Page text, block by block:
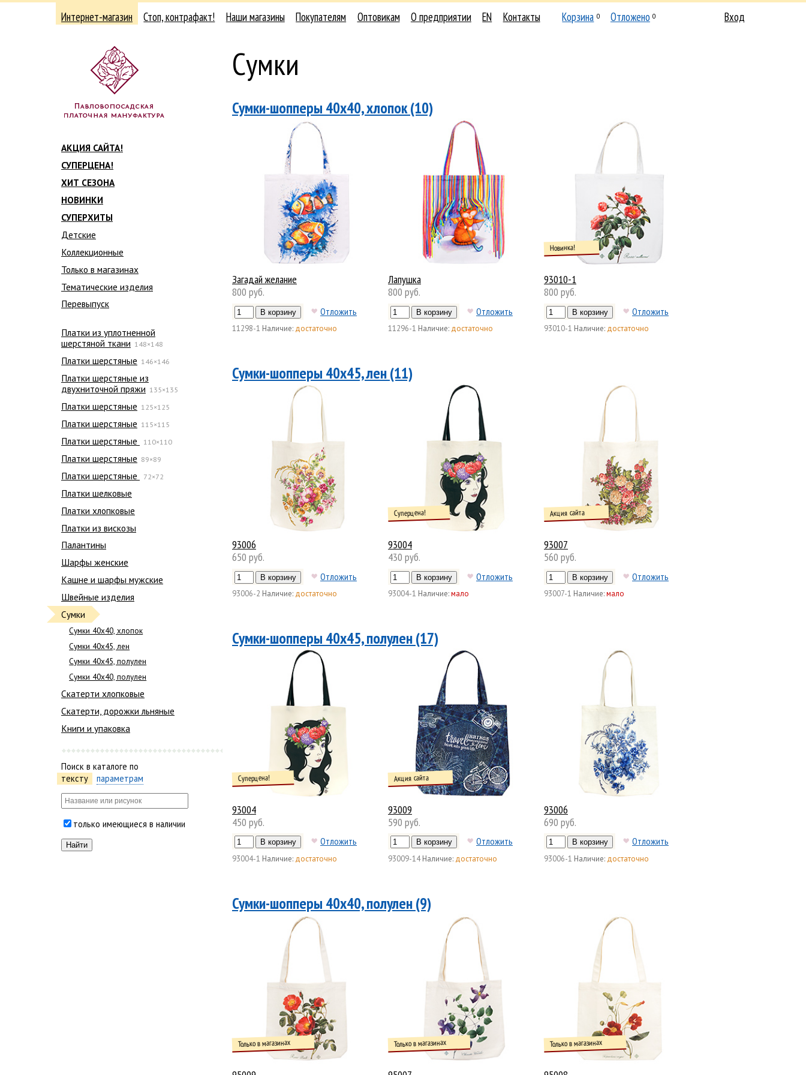
Интернет-магазин Стоп, контрафакт! Наши магазины Покупателям Оптовикам О предприятии EN Контакты Корзина 0 Отложено 0 Вход
АКЦИЯ САЙТА!
СУПЕРЦЕНА!
ХИТ СЕЗОНА
НОВИНКИ
СУПЕРХИТЫ
Детские
Коллекционные
Только в магазинах
Тематические изделия
Перевыпуск
Платки из уплотненной
шерстяной ткани 148×148
Платки шерстяные 146×146
Платки шерстяные из
двухниточной пряжи 135×135
Платки шерстяные 125×125
Платки шерстяные 115×115
Платки шерстяные 110×110
Платки шерстяные 89×89
Платки шерстяные 72×72
Платки шелковые
Платки хлопковые
Платки из вискозы
Палантины
Шарфы женские
Кашне и шарфы мужские
Швейные изделия
Сумки
Сумки 40х40, хлопок
Сумки 40х45, лен
Сумки 40х45, полулен
Сумки 40х40, полулен
Скатерти хлопковые
Скатерти, дорожки льняные
Книги и упаковка
Поиск в каталоге по
тексту
параметрам
только имеющиеся в наличии
Сумки
Сумки-шопперы 40х40, хлопок (10)
Загадай желание
800 руб.
Отложить
11298-1 Наличие: достаточно
Лапушка
800 руб.
Отложить
11296-1 Наличие: достаточно
93010-1
Новинка!
800 руб.
Отложить
93010-1 Наличие: достаточно
Сумки-шопперы 40х45, лен (11)
93006
650 руб.
Отложить
93006-2 Наличие: достаточно
93004
Суперцена!
430 руб.
Отложить
93004-1 Наличие:мало
93007
Акция сайта
560 руб.
Отложить
93007-1 Наличие:мало
Сумки-шопперы 40х45, полулен (17)
93004
Суперцена!
450 руб.
Отложить
93004-1 Наличие: достаточно
93009
Акция сайта
590 руб.
Отложить
93009-14 Наличие: достаточно
93006
690 руб.
Отложить
93006-1 Наличие: достаточно
Сумки-шопперы 40х40, полулен (9)
Только в магазинах Только в магазинах Только в магазинах